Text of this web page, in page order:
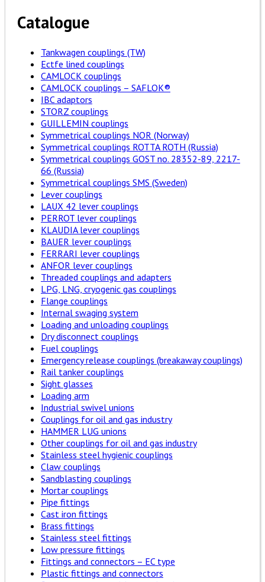
Catalogue
Tankwagen couplings (TW)
Ectfe lined couplings
CAMLOCK couplings
CAMLOCK couplings – SAFLOK®
IBC adaptors
STORZ couplings
GUILLEMIN couplings
Symmetrical couplings NOR (Norway)
Symmetrical couplings ROTTA ROTH (Russia)
Symmetrical couplings GOST no. 28352-89, 2217-
66 (Russia)
Symmetrical couplings SMS (Sweden)
Lever couplings
LAUX 42 lever couplings
PERROT lever couplings
KLAUDIA lever couplings
BAUER lever couplings
FERRARI lever couplings
ANFOR lever couplings
Threaded couplings and adapters
LPG, LNG, cryogenic gas couplings
Flange couplings
Internal swaging system
Loading and unloading couplings
Dry disconnect couplings
Fuel couplings
Emergency release couplings (breakaway couplings)
Rail tanker couplings
Sight glasses
Loading arm
Industrial swivel unions
Couplings for oil and gas industry
HAMMER LUG unions
Other couplings for oil and gas industry
Stainless steel hygienic couplings
Claw couplings
Sandblasting couplings
Mortar couplings
Pipe fittings
Cast iron fittings
Brass fittings
Stainless steel fittings
Low pressure fittings
Fittings and connectors – EC type
Plastic fittings and connectors